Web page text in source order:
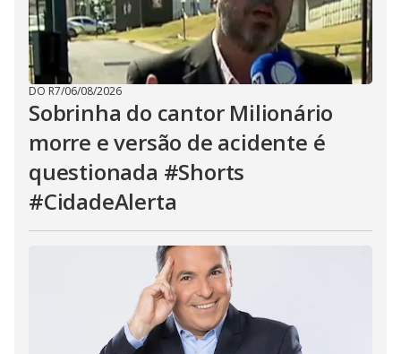
DO R7/06/08/2026
Sobrinha do cantor Milionário
morre e versão de acidente é
questionada #Shorts
#CidadeAlerta